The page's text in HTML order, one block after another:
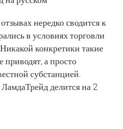
нередко сводится к
в условиях торговли
конкретики такие
приводят, а просто
субстанцией.
делится на 2